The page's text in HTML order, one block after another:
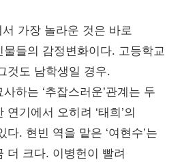
가장 놀라운 것은 바로
들의 감정변화이다. 고등학교
것도 남학생일 경우.
하는 ‘추잡스러운’관계는 두
기에서 오히려 ‘태희’의
. 현빈 역을 맡은 ‘여현수’는
더 크다. 이병헌이 빨려